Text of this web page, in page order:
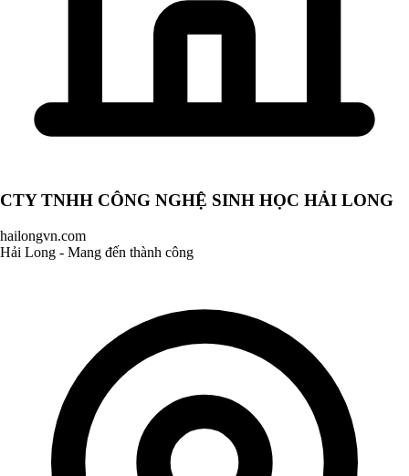
CTY TNHH CÔNG NGHỆ SINH HỌC HẢI LONG
hailongvn.com
Hải Long - Mang đến thành công